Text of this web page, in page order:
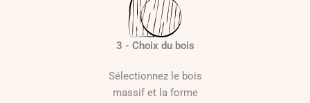
3 - Choix du bois
Sélectionnez le bois
massif et la forme